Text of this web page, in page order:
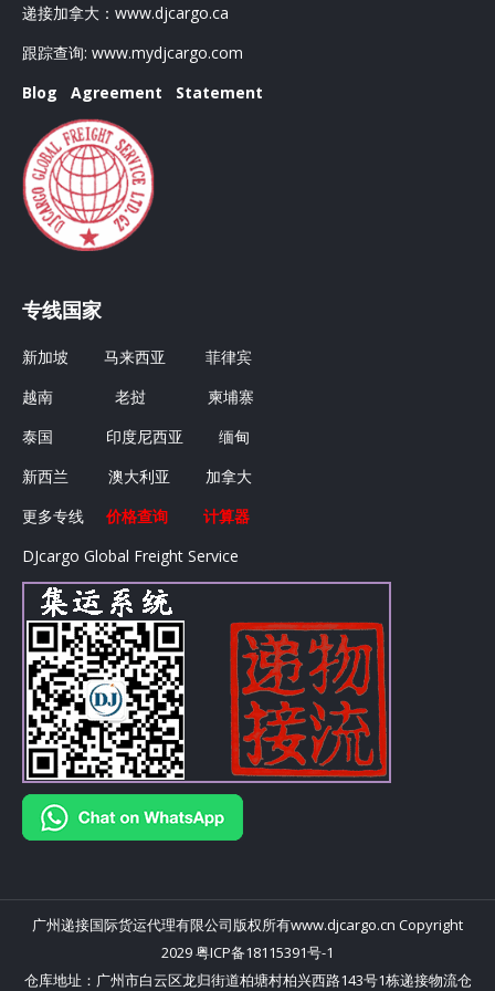
递接加拿大： www.djcargo.ca
跟踪查询: www.mydjcargo.com
Blog
Agreement Statement
专线国家
新加坡 马来西亚
菲律宾
越南
老挝
柬埔寨
泰国
印度尼西亚
缅甸
新西兰
澳大利亚
加拿大
更多专线
价格查询
计算器
DJcargo Global Freight Service
广州递接国际货运代理有限公司版权所有www.djcargo.cn Copyright
2029粤ICP备18115391号-1
仓库地址：广州市白云区龙归街道柏塘村柏兴西路143号1栋递接物流仓